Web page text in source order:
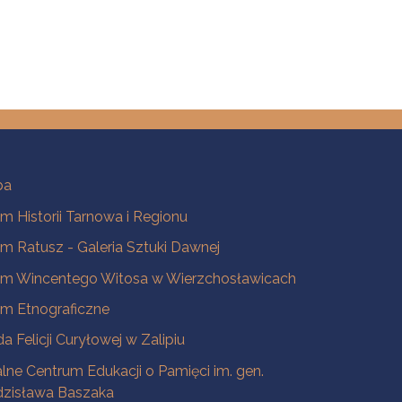
Historii Tarnowa i Regionu
Ratusz - Galeria Sztuki Dawnej
Wincentego Witosa w Wierzchosławicach
Etnograficzne
Felicji Curyłowej w Zalipiu
Centrum Edukacji o Pamięci im. gen.
Baszaka